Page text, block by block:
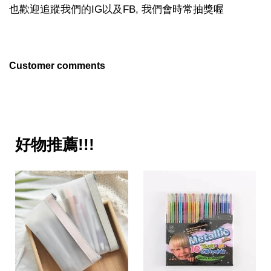
也歡迎追蹤我們的IG以及FB, 我們會時常抽獎喔
Customer comments
好物推薦!!!